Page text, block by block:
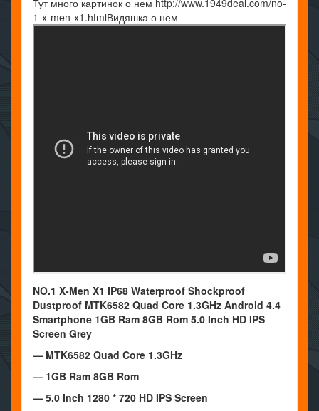
Тут много картинок о нем http://www.1949deal.com/no-
1-x-men-x1.htmlВидяшка о нем
NO.1 X-Men X1 IP68 Waterproof Shockproof
Dustproof MTK6582 Quad Core 1.3GHz Android 4.4
Smartphone 1GB Ram 8GB Rom 5.0 Inch HD IPS
Screen Grey
— MTK6582 Quad Core 1.3GHz
— 1GB Ram 8GB Rom
— 5.0 Inch 1280 * 720 HD IPS Screen